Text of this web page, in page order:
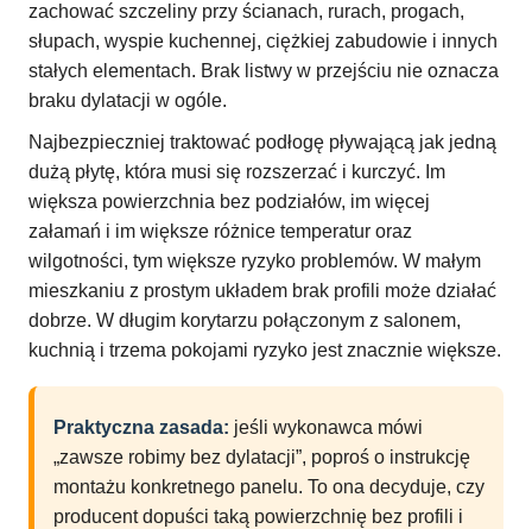
zachować szczeliny przy ścianach, rurach, progach,
słupach, wyspie kuchennej, ciężkiej zabudowie i innych
stałych elementach. Brak listwy w przejściu nie oznacza
braku dylatacji w ogóle.
Najbezpieczniej traktować podłogę pływającą jak jedną
dużą płytę, która musi się rozszerzać i kurczyć. Im
większa powierzchnia bez podziałów, im więcej
załamań i im większe różnice temperatur oraz
wilgotności, tym większe ryzyko problemów. W małym
mieszkaniu z prostym układem brak profili może działać
dobrze. W długim korytarzu połączonym z salonem,
kuchnią i trzema pokojami ryzyko jest znacznie większe.
Praktyczna zasada: jeśli wykonawca mówi
„zawsze robimy bez dylatacji”, poproś o instrukcję
montażu konkretnego panelu. To ona decyduje, czy
producent dopuści taką powierzchnię bez profili i